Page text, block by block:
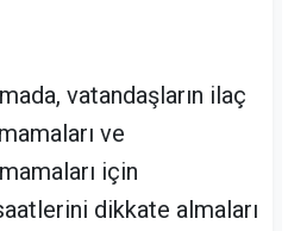
vatandaşların ilaç
ve
için
dikkate almaları